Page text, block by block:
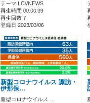
テーマ LCVNEWS
再生時間 00:00:39
再生回数 7
登録日 2023/03/06
新型コロナウイルス 諏訪・
伊那保…
新型コロナウイルス …